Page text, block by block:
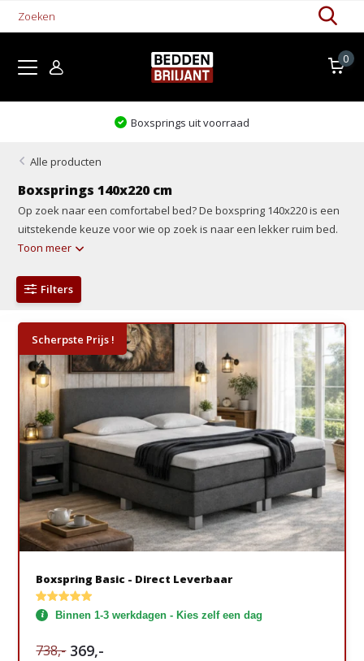
0
Levertijd 1-5 werkdagen
Alle producten
Boxsprings 140x220 cm
Op zoek naar een comfortabel bed? De boxspring 140x220 is een
uitstekende keuze voor wie op zoek is naar een lekker ruim bed.
Toon meer
Filters
Scherpste Prijs !
Boxspring Basic - Direct Leverbaar
Binnen 1-3 werkdagen - Kies zelf een dag
738,- 369,-